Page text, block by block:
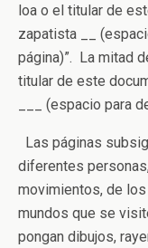
loa o el titular de
zapatista __
página)”. La mitad
titular de este
___ (espacio para
Las páginas
diferentes
movimientos, de
mundos que se
pongan dibujos,